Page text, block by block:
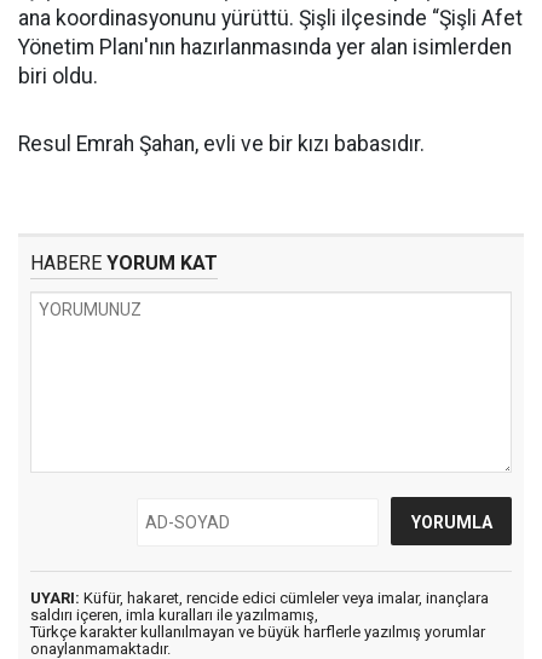
ana koordinasyonunu yürüttü. Şişli ilçesinde “Şişli Afet
Yönetim Planı'nın hazırlanmasında yer alan isimlerden
biri oldu.
Resul Emrah Şahan, evli ve bir kızı babasıdır.
HABERE YORUM KAT
UYARI: Küfür, hakaret, rencide edici cümleler veya imalar, inançlara
saldırı içeren, imla kuralları ile yazılmamış,
Türkçe karakter kullanılmayan ve büyük harflerle yazılmış yorumlar
onaylanmamaktadır.